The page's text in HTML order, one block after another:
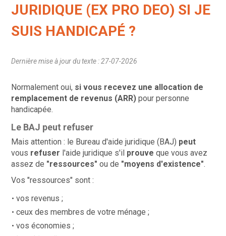
JURIDIQUE (EX PRO DEO) SI JE
SUIS HANDICAPÉ ?
Dernière mise à jour du texte : 27-07-2026
Normalement oui, si vous recevez une allocation de
remplacement de revenus (ARR)pour personne
handicapée.
Le BAJ peut refuser
Mais attention : le Bureau d'aide juridique (BAJ) peut
vous refuser l'aide juridique s'il prouveque vous avez
assez de "ressources"ou de "moyens d'existence".
Vos "ressources" sont :
vos revenus ;
ceux des membres de votre ménage ;
vos économies ;